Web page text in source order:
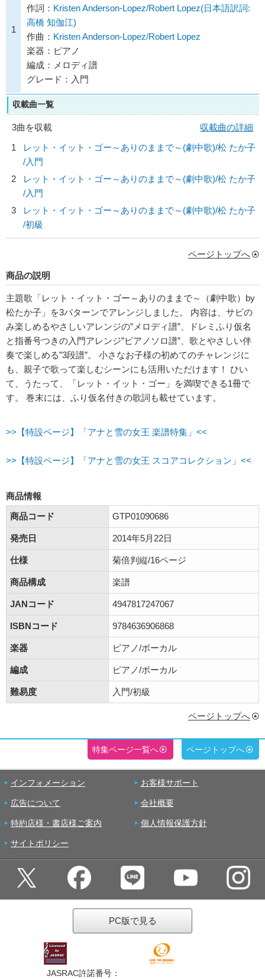
1
作詞： Kristen Anderson-Lopez/Robert Lopez(日本語訳詞:
高橋 知伽江)
作曲： Kristen Anderson-Lopez/Robert Lopez
楽器：ピアノ
編成：メロディ譜
グレード：入門
収載曲一覧
3曲を収載
収載曲の詳細
1
レット・イット・ゴー～ありのままで～(劇中歌)/松 たか子
/入門
2
レット・イット・ゴー～ありのままで～(劇中歌)/松 たか子
/入門
3
レット・イット・ゴー～ありのままで～(劇中歌)/松 たか子
/初級
ページトップへ
商品の説明
主題歌「レット・イット・ゴー～ありのままで～（劇中歌）by
松たか子」を3パターンでアレンジしました。 内容は、サビの
み楽しめるやさしいアレンジの”メロディ譜”、ドレミふり仮名
と指番号つきの入門アレンジ”ピアノソロ譜”、歌とやさしい伴
奏で楽しめる”3段譜”。 小さなお子様の初めてのチャレンジに
も、親子で歌って楽しむシーンにも活用いただけます！ ひい
て、うたって、「レット・イット・ゴー」を満喫できる1冊で
す。 巻末には、ふり仮名付きの歌詞も載せています。
>>【特設ページ】「アナと雪の女王 楽譜特集」<<
>>【特設ページ】「アナと雪の女王 スコアコレクション」<<
商品情報
商品コード
GTP01090686
発売日 2014年5月22日
仕様 菊倍判縦/16ページ
商品構成 楽譜
JANコード 4947817247067
ISBNコード 9784636906868
楽器 ピアノ/ボーカル
編成 ピアノ/ボーカル
難易度 入門/初級
ページトップへ
特集ページ一覧へ ページトップへ
インフォメーション お客様サポート
広告について 会社概要
特約店様・書店様ご案内 個人情報保護方針
サイトポリシー
PC版で見る
JASRAC許諾番号：